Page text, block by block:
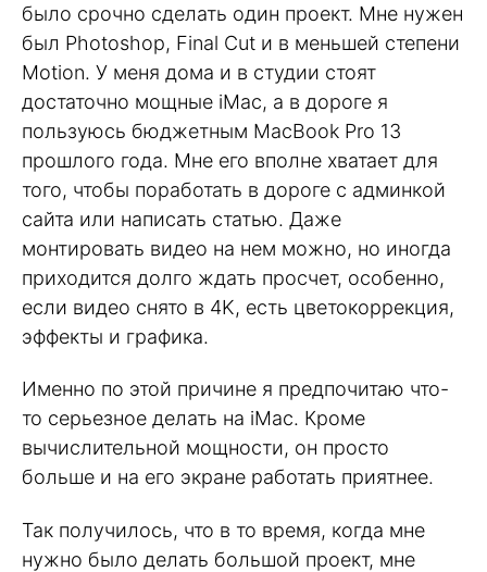
было срочно сделать один проект. Мне нужен
был Photoshop, Final Cut и в меньшей степени
Motion. У меня дома и в студии стоят
достаточно мощные iMac, а в дороге я
пользуюсь бюджетным MacBook Pro 13
прошлого года. Мне его вполне хватает для
того, чтобы поработать в дороге с админкой
сайта или написать статью. Даже
монтировать видео на нем можно, но иногда
приходится долго ждать просчет, особенно,
если видео снято в 4K, есть цветокоррекция,
эффекты и графика.
Именно по этой причине я предпочитаю что-
то серьезное делать на iMac. Кроме
вычислительной мощности, он просто
больше и на его экране работать приятнее.
Так получилось, что в то время, когда мне
нужно было делать большой проект, мне